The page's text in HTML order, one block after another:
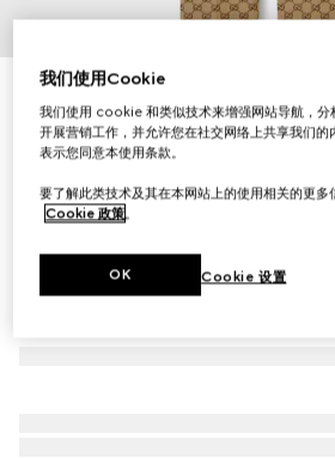
GG帆布长裤
€ 980
我们使用Cookie
我们使用 cookie 和类似技术来增强网站导航，分
开展营销工作，并允许您在社交网络上共享我们的
表示您同意本使用条款。
要了解此类技术及其在本网站上的使用相关的更多
Cookie 政策。
Cookie 设置
OK